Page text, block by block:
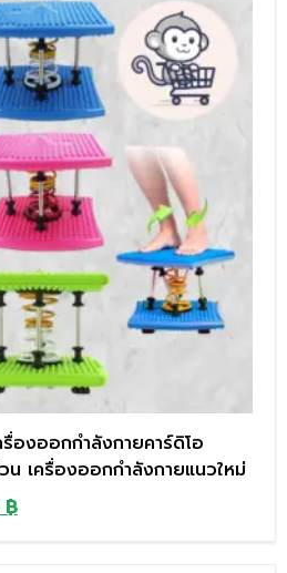
งออกกำลังกายคาร์ดิโอ
น เครื่องออกกำลังกายแนวใหม่
฿